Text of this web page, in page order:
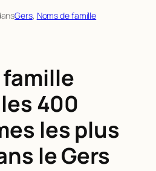
Gers, Noms de famille
famille
400
les plus
le Gers